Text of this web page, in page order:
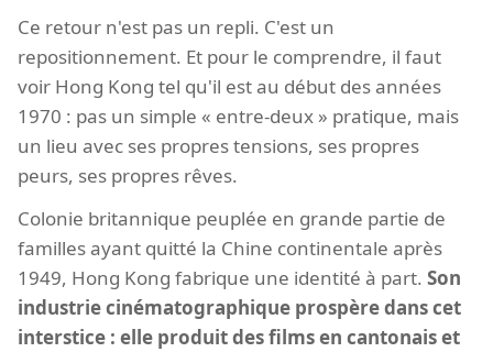
Ce retour n'est pas un repli. C'est un
repositionnement. Et pour le comprendre, il faut
voir Hong Kong tel qu'il est au début des années
1970 : pas un simple « entre-deux » pratique, mais
un lieu avec ses propres tensions, ses propres
peurs, ses propres rêves.
Colonie britannique peuplée en grande partie de
familles ayant quitté la Chine continentale après
1949, Hong Kong fabrique une identité à part. Son
industrie cinématographique prospère dans cet
interstice : elle produit des films en cantonais et